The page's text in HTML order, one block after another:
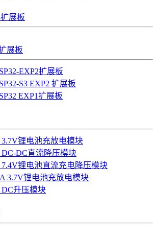
展板
展板
EXP2扩展板
S3 EXP2 扩展板
EXP1扩展板
3.7V锂电池充放电模块
DC-DC直流降压模块
7.4V锂电池直流充电降压模块
3.7V锂电池充放电模块
DC升压模块